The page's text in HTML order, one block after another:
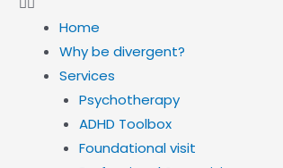
Home
Why be divergent?
Services
Psychotherapy
ADHD Toolbox
Foundational visit